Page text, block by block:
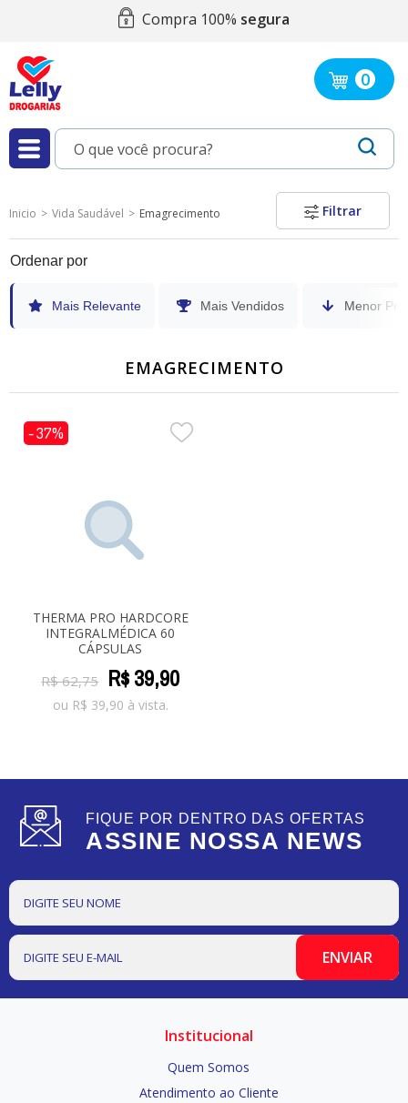
Compra 100% segura
0
Filtrar
Inicio Vida Saudável Emagrecimento
Ordenar por
Mais Relevante Mais Vendidos Menor
EMAGRECIMENTO
- 37%
THERMA PRO HARDCORE
INTEGRALMÉDICA 60
CÁPSULAS
R$62,75 R$39,90
ou R$ 39,90 à vista.
FIQUE POR DENTRO DAS OFERTAS
ASSINE NOSSA NEWS
Institucional
Quem Somos
Atendimento ao Cliente